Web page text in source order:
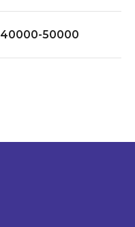
40000-50000